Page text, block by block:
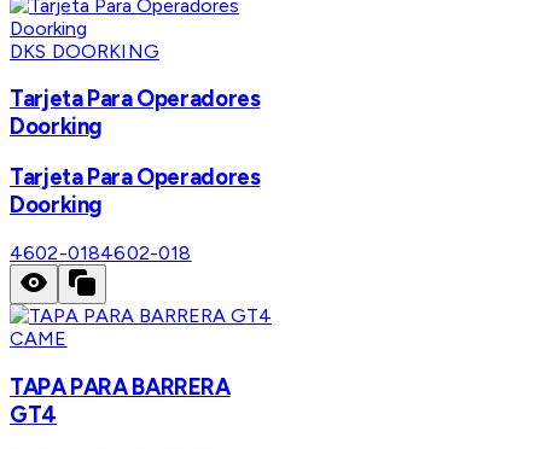
DKS DOORKING
Tarjeta Para Operadores
Doorking
Tarjeta Para Operadores
Doorking
4602-0184602-018
CAME
TAPA PARA BARRERA
GT4